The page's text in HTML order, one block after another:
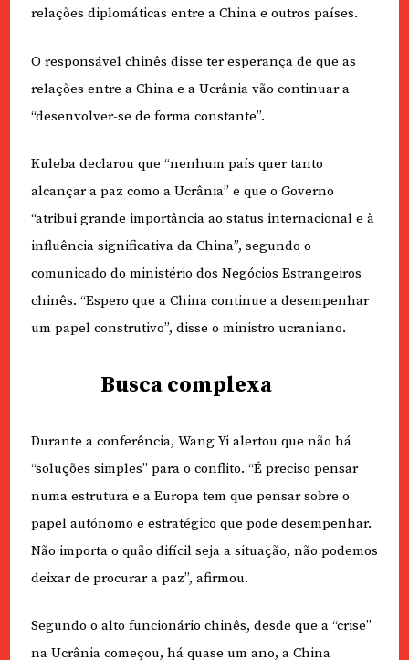
relações diplomáticas entre a China e outros países.
O responsável chinês disse ter esperança de que as
relações entre a China e a Ucrânia vão continuar a
“desenvolver-se de forma constante”.
Kuleba declarou que “nenhum país quer tanto
alcançar a paz como a Ucrânia” e que o Governo
“atribui grande importância ao status internacional e à
influência significativa da China”, segundo o
comunicado do ministério dos Negócios Estrangeiros
chinês. “Espero que a China continue a desempenhar
um papel construtivo”, disse o ministro ucraniano.
Busca complexa
Durante a conferência, Wang Yi alertou que não há
“soluções simples” para o conflito. “É preciso pensar
numa estrutura e a Europa tem que pensar sobre o
papel autónomo e estratégico que pode desempenhar.
Não importa o quão difícil seja a situação, não podemos
deixar de procurar a paz”, afirmou.
Segundo o alto funcionário chinês, desde que a “crise”
na Ucrânia começou, há quase um ano, a China